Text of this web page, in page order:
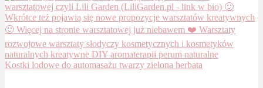
Kostki lodowe do automasażu twarzy zielona herbata